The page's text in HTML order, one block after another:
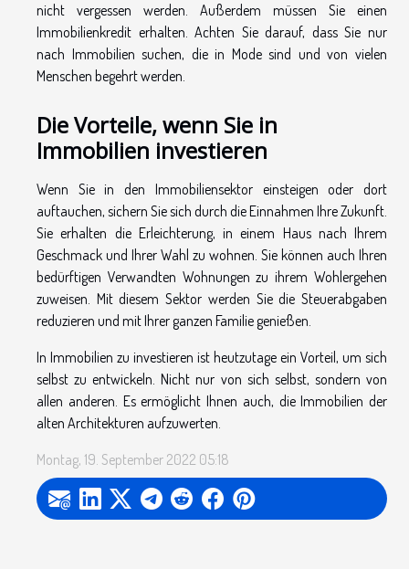
nicht vergessen werden. Außerdem müssen Sie einen
Immobilienkredit erhalten. Achten Sie darauf, dass Sie nur
nach Immobilien suchen, die in Mode sind und von vielen
Menschen begehrt werden.
Die Vorteile, wenn Sie in
Immobilien investieren
Wenn Sie in den Immobiliensektor einsteigen oder dort
auftauchen, sichern Sie sich durch die Einnahmen Ihre Zukunft.
Sie erhalten die Erleichterung, in einem Haus nach Ihrem
Geschmack und Ihrer Wahl zu wohnen. Sie können auch Ihren
bedürftigen Verwandten Wohnungen zu ihrem Wohlergehen
zuweisen. Mit diesem Sektor werden Sie die Steuerabgaben
reduzieren und mit Ihrer ganzen Familie genießen.
In Immobilien zu investieren ist heutzutage ein Vorteil, um sich
selbst zu entwickeln. Nicht nur von sich selbst, sondern von
allen anderen. Es ermöglicht Ihnen auch, die Immobilien der
alten Architekturen aufzuwerten.
Montag, 19. September 2022 05:18